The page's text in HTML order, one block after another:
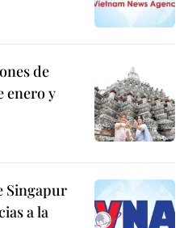
de
enero y
Singapur
a la